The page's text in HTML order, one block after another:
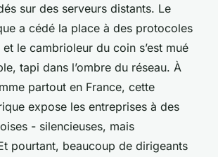
sur des serveurs distants. Le
a cédé la place à des protocoles
le cambrioleur du coin s’est mué
tapi dans l’ombre du réseau. À
partout en France, cette
expose les entreprises à des
- silencieuses, mais
pourtant, beaucoup de dirigeants